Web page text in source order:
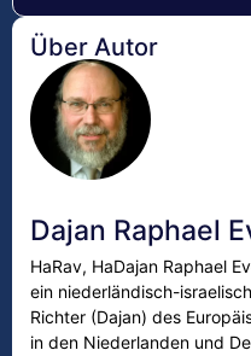
Über Autor
Dajan Raphael
HaRav, HaDajan Raphael
ein niederländisch-
Richter (Dajan) des
in den Niederlanden und